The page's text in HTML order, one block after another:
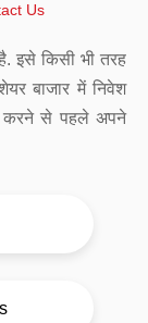
Us
इसे किसी भी तरह
बाजार में निवेश
करने से पहले अपने